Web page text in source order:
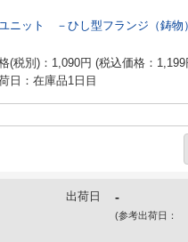
ニット －ひし型フランジ（鋳物）
(税別)： 1,090円 (税込価格： 1,199
日：在庫品1日目
出荷日 -
(参考出荷日：